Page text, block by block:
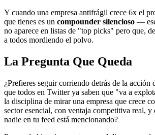
Y cuando una empresa antifrágil crece 6x el
que tienes es un compounder silencioso —
no aparece en listas de "top picks" pero que,
a todos mordiendo el polvo.
La Pregunta Que Queda
¿Prefieres seguir corriendo detrás de la
que todos en Twitter ya saben que "va a
la disciplina de mirar una empresa que crece
sector esencial, con ventaja competitiva real, y
nadie en tu feed está mencionando?